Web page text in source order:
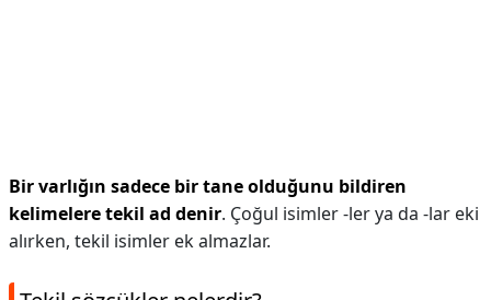
Bir varlığın sadece bir tane olduğunu bildiren
kelimelere tekil ad denir. Çoğul isimler -ler ya da -lar eki
alırken, tekil isimler ek almazlar.